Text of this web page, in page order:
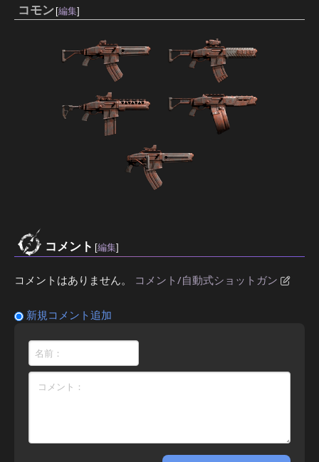
コモン [編集]
コメント [編集]
コメントはありません。 コメント/自動式ショットガン
新規コメント追加